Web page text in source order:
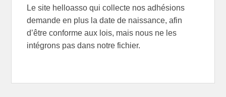
Le site helloasso qui collecte nos adhésions
demande en plus la date de naissance, afin
d’être conforme aux lois, mais nous ne les
intégrons pas dans notre fichier.